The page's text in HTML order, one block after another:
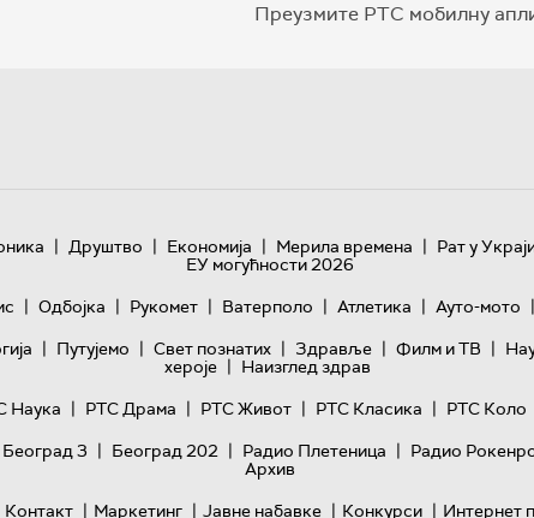
Преузмите РТС мобилну
| Друштво | Економија | Мерила времена | Рат у
ЕУ могућности 2026
| Одбојка | Рукомет | Ватерполо | Атлетика | Ауто-мото |
| Путујемо | Свет познатих | Здравље | Филм и ТВ |
хероје | Наизглед здрав
Наука | РТС Драма | РТС Живот | РТС Класика | РТС Коло
3 | Београд 202 | Радио Плетеница | Радио
Архив
Контакт | Маркетинг | Јавне набавке | Конкурси | Интернет